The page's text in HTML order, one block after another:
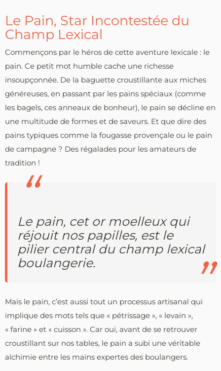
Le Pain, Star Incontestée du
Champ Lexical
Commençons par le héros de cette aventure lexicale : le
pain. Ce petit mot humble cache une richesse
insoupçonnée. De la baguette croustillante aux miches
généreuses, en passant par les pains spéciaux (comme
les bagels, ces anneaux de bonheur), le pain se décline en
une multitude de formes et de saveurs. Et que dire des
pains typiques comme la fougasse provençale ou le pain
de campagne ? Des régalades pour les amateurs de
tradition !
Le pain, cet or moelleux qui
réjouit nos papilles, est le
pilier central du champ lexical
boulangerie.
Mais le pain, c’est aussi tout un processus artisanal qui
implique des mots tels que « pétrissage », « levain »,
« farine » et « cuisson ». Car oui, avant de se retrouver
croustillant sur nos tables, le pain a subi une véritable
alchimie entre les mains expertes des boulangers.